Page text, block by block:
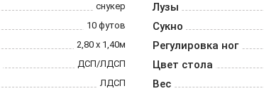
снукер
10 футов
2,80 х 1,40м
ДСП/ЛДСП
ЛДСП
Лузы
Сукно
Регулировка ног
Цвет стола
Вес